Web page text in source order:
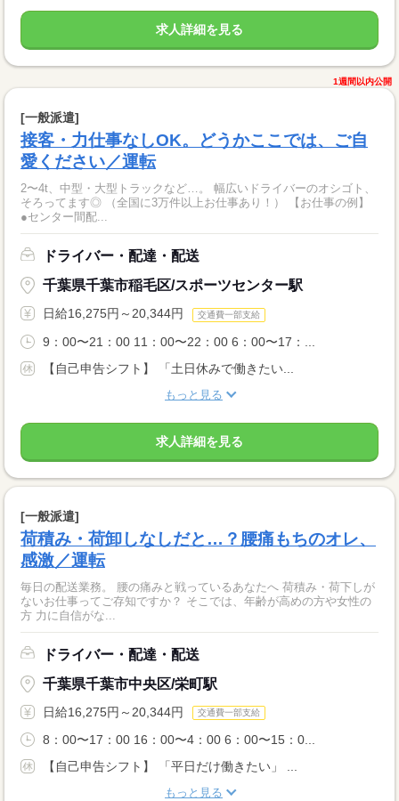
求人詳細を見る
1週間以内公開
[一般派遣]
接客・力仕事なしOK。どうかここでは、ご自
愛ください／運転
2〜4t、中型・大型トラックなど…。 幅広いドライバーのオシゴト、
そろってます◎ （全国に3万件以上お仕事あり！） 【お仕事の例】
●センター間配...
ドライバー・配達・配送
千葉県千葉市稲毛区/スポーツセンター駅
日給16,275円～20,344円 交通費一部支給
9：00〜21：00 11：00〜22：00 6：00〜17：...
【自己申告シフト】 「土日休みで働きたい...
もっと見る
求人詳細を見る
[一般派遣]
荷積み・荷卸しなしだと…？腰痛もちのオレ、
感激／運転
毎日の配送業務。 腰の痛みと戦っているあなたへ 荷積み・荷下しが
ないお仕事ってご存知ですか？ そこでは、年齢が高めの方や女性の
方 力に自信がな...
ドライバー・配達・配送
千葉県千葉市中央区/栄町駅
日給16,275円～20,344円 交通費一部支給
8：00〜17：00 16：00〜4：00 6：00〜15：0...
【自己申告シフト】 「平日だけ働きたい」 ...
もっと見る